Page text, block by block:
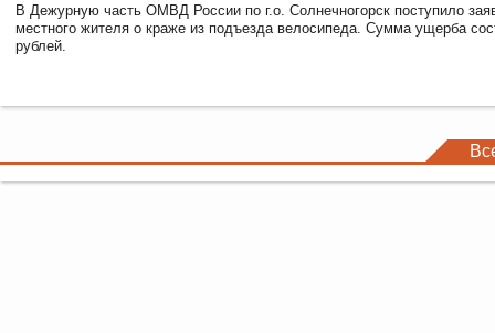
В Дежурную часть ОМВД России по г.о. Солнечногорск поступило
местного жителя о краже из подъезда велосипеда. Сумма ущерба
рублей.